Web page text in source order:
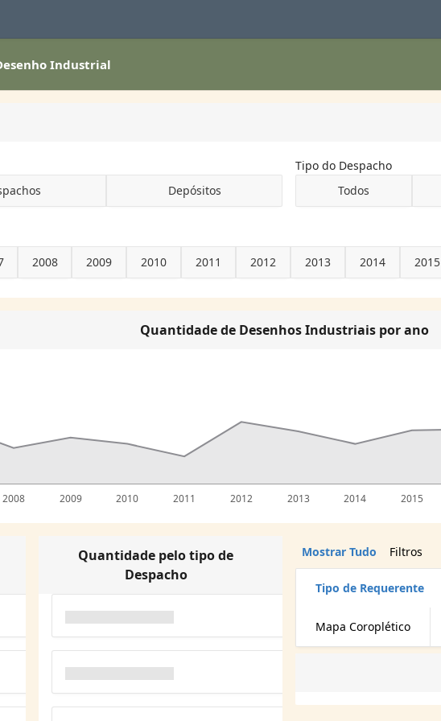
Industrial
Depósitos
Tipo do Despacho
Todos
2008 2009 2010 2011 2012 2013 2014 2015
Quantidade de Desenhos Industriais por ano
2008 2009 2010 2011 2012 2013 2014 2015
Quantidade pelo tipo de
Despacho
Mostrar Tudo Filtros
Tipo de Requerente
Mapa Coroplético